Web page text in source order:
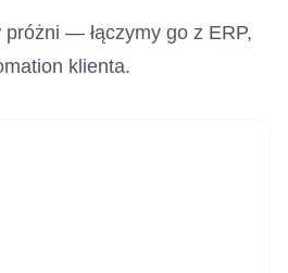
próżni — łączymy go z ERP,
klienta.